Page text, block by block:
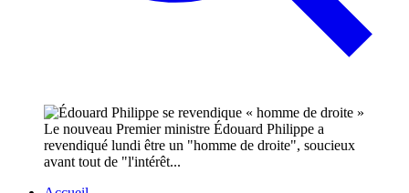
Le nouveau Premier ministre Édouard Philippe a
revendiqué lundi être un "homme de droite", soucieux
avant tout de "l'intérêt...